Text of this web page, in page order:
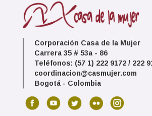
Corporación Casa de la Mujer
Carrera 35 # 53a - 86
Teléfonos: (57 1) 222 9172 / 222
coordinacion@casmujer.com
Bogotá - Colombia